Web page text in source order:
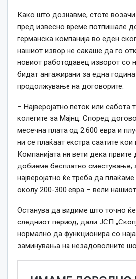
Како што дознавме, стоте возачи
пред извесно време потпишале
германска компанија во еден
нашиот извор не сакаше да го
новиот работодавец изворот со
бидат ангажирани за една
продолжување на договорите.
– Најверојатно петок или сабота
колегите за Мајнц. Според
месечна плата од 2.600 евра и
ни се плаќаат екстра саатите кои
Компанијата ни вети дека првите
добиеме бесплатно сместување,
најверојатно ќе треба да
околу 200-300 евра – вели
Останува да видиме што точно ќе
следниот период, дали ЈСП
нормално да функционира со
заминувања на незадоволните